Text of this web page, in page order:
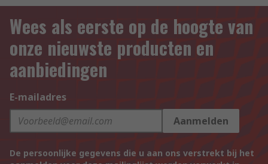
Wees als eerste op de hoogte van
onze nieuwste producten en
aanbiedingen
E-mailadres
Aanmelden
De persoonlijke gegevens die u aan ons verstrekt bij het